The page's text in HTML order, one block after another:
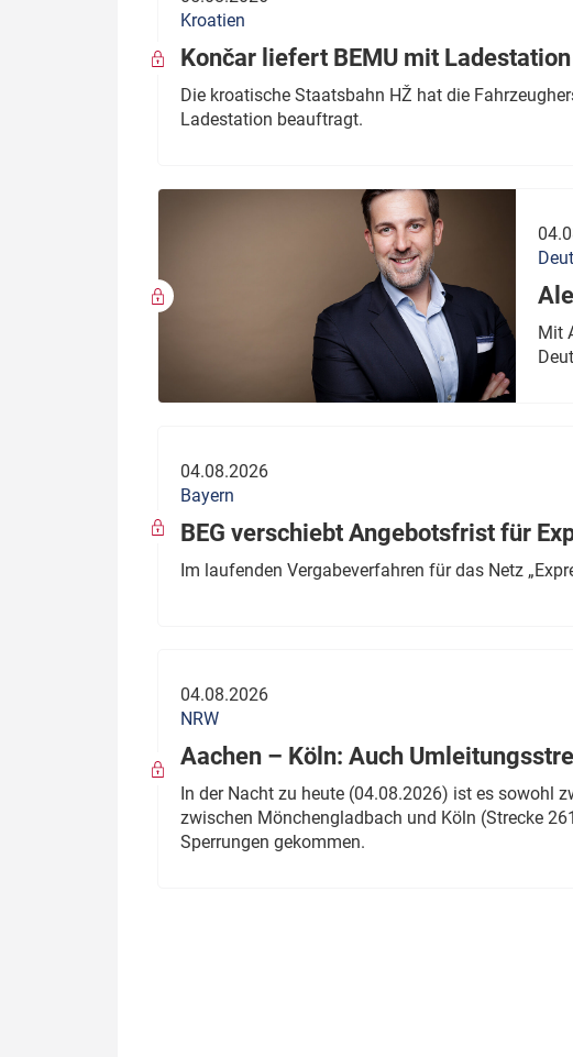
Kroatien
Končar liefert BEMU mit
Die kroatische Staatsbahn HŽ hat die
Ladestation beauftragt.
Mit
04.08.2026
Bayern
BEG verschiebt Angebotsfrist für
Im laufenden Vergabeverfahren für das Netz
04.08.2026
NRW
Aachen – Köln: Auch
In der Nacht zu heute (04.08.2026) ist es sowohl
zwischen Mönchengladbach und Köln (Strecke
Sperrungen gekommen.